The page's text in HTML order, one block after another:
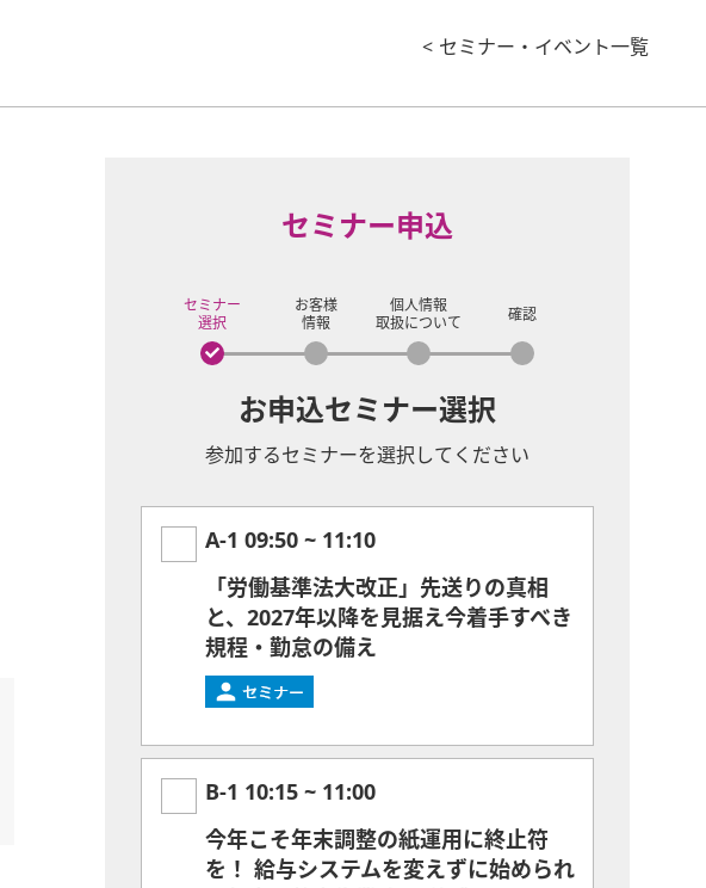
< セミナー・イベント一覧
セミナー申込
セミナー
選択
お客様
情報
個人情報
取扱について
確認
お申込セミナー選択
参加するセミナーを選択してください
A-1 09:50 ~ 11:10
「労働基準法大改正」先送りの真相
と、2027年以降を見据え今着手すべき
規程・勤怠の備え
B-1 10:15 ~ 11:00
今年こそ年末調整の紙運用に終止符
を！ 給与システムを変えずに始められ